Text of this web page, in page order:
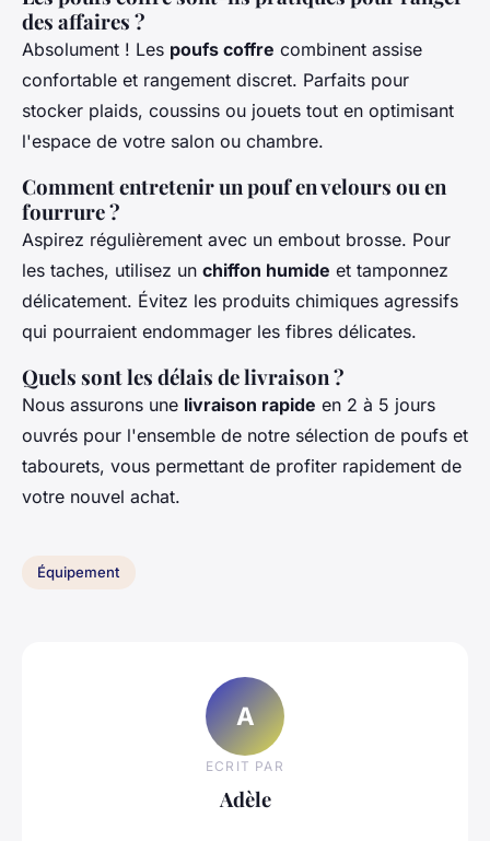
des affaires ?
Absolument ! Les poufs coffre combinent assise
confortable et rangement discret. Parfaits pour
stocker plaids, coussins ou jouets tout en optimisant
l'espace de votre salon ou chambre.
Comment entretenir un pouf en velours ou en
fourrure ?
Aspirez régulièrement avec un embout brosse. Pour
les taches, utilisez un chiffon humide et tamponnez
délicatement. Évitez les produits chimiques agressifs
qui pourraient endommager les fibres délicates.
Quels sont les délais de livraison ?
Nous assurons une livraison rapide en 2 à 5 jours
ouvrés pour l'ensemble de notre sélection de poufs et
tabourets, vous permettant de profiter rapidement de
votre nouvel achat.
Équipement
A
ECRIT PAR
Adèle